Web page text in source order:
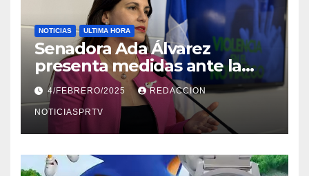
NOTICIAS ULTIMA HORA
Senadora Ada Álvarez
presenta medidas ante la
violencia en el noviazgo
4/FEBRERO/2025 REDACCION
NOTICIASPRTV